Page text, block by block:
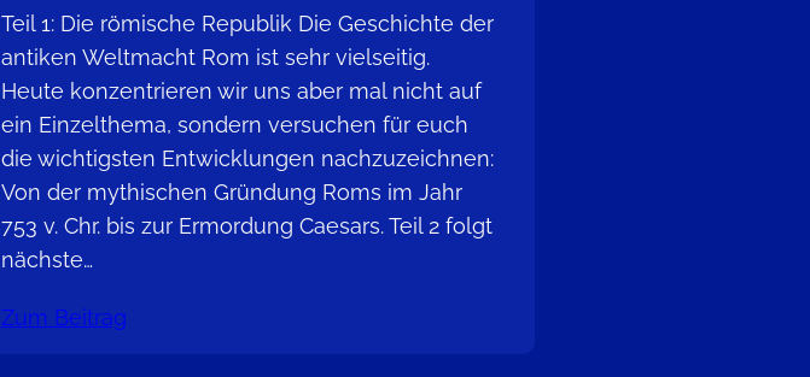
Teil 1: Die römische Republik Die Geschichte der
antiken Weltmacht Rom ist sehr vielseitig.
Heute konzentrieren wir uns aber mal nicht auf
ein Einzelthema, sondern versuchen für euch
die wichtigsten Entwicklungen nachzuzeichnen:
Von der mythischen Gründung Roms im Jahr
753 v. Chr. bis zur Ermordung Caesars. Teil 2 folgt
nächste…
Zum Beitrag